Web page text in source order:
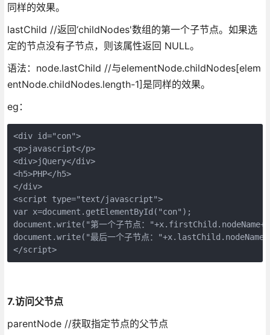
同样的效果。
lastChild //返回‘childNodes'数组的第一个子节点。如果选
定的节点没有子节点，则该属性返回 NULL。
语法：node.lastChild //与elementNode.childNodes[elem
entNode.childNodes.length-1]是同样的效果。
eg：
<div id="con">
<p>javascript</p>
<div>jQuery</div>
<h5>PHP</h5>
</div>
<script type="text/javascript">
var x=document.getElementById("con");
document.write("第一个子节点：
document.write("最后一个子节点：
</script>
7.访问父节点
parentNode //获取指定节点的父节点